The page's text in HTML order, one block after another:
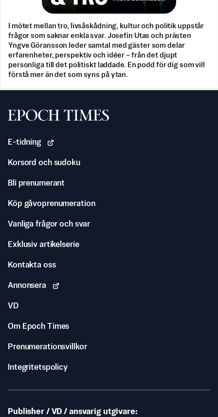
I mötet mellan tro, livsåskådning, kultur och politik uppstår
frågor som saknar enkla svar. Josefin Utas och prästen
Yngve Göransson leder samtal med gäster som delar
erfarenheter, perspektiv och idéer – från det djupt
personliga till det politiskt laddade. En podd för dig som vill
förstå mer än det som syns på ytan.
Svenska Epoch Times
E-tidning
Korsord och sudoku
Bli prenumerant
Köp gåvoprenumeration
Vanliga frågor och svar
Exklusiv artikelserie
Kontakta oss
Annonsera
VD
Om Epoch Times
Prenumerationsvillkor
Integritetspolicy
Publisher / VD / ansvarig utgivare